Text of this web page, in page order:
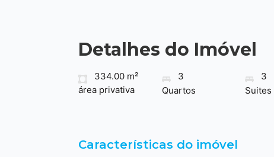
Detalhes do Imóvel
334.00 m²
área privativa
3
Quartos
3
Suites
Características do imóvel